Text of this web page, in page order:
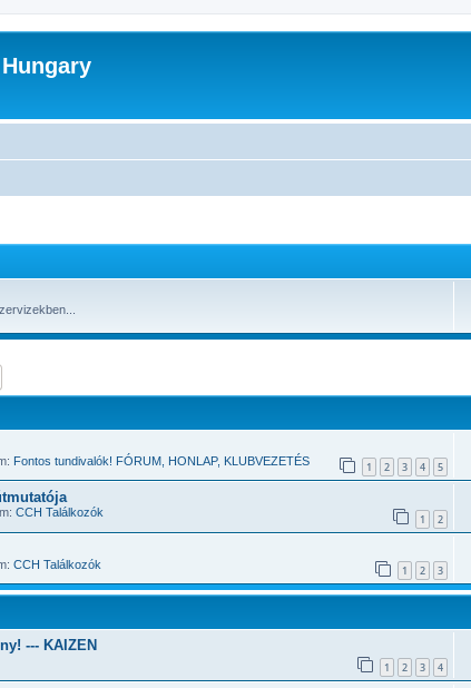
Fontos tundivalók! FÓRUM, HONLAP, KLUBVEZETÉS 1 2 3 4 5
CCH Találkozók 1 2
CCH Találkozók 1 2 3
--- KAIZEN
1 2 3 4